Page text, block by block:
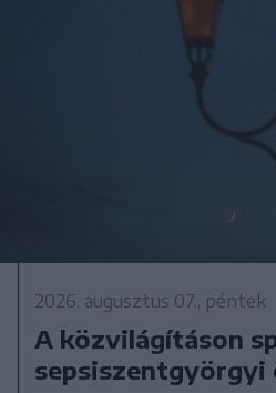
2026. augusztus 07., péntek
A közvilágításon
sepsiszentgyörgyi